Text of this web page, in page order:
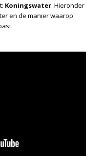
Koningswater. Hieronder
en de manier waarop